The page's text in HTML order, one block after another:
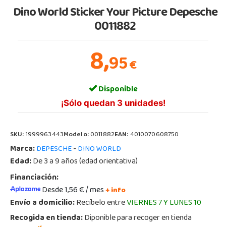
Dino World Sticker Your Picture Depesche
0011882
8,95€
Disponible
¡Sólo quedan 3 unidades!
SKU:1999963443Modelo:0011882EAN:4010070608750
Marca:DEPESCHE-DINO WORLD
Edad:De 3 a 9 años (edad orientativa)
Financiación:
Desde 1,56 € / mes+ info
Envío a domicilio:Recíbelo entreVIERNES 7 Y LUNES 10
Recogida en tienda:Diponible para recoger en tienda